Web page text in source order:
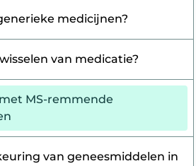
medicijnen?
van medicatie?
MS-remmende
van geneesmiddelen in